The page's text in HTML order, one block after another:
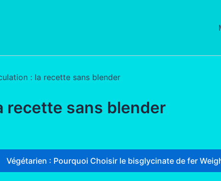
: la recette sans blender
recette sans blender
Végétarien : Pourquoi Choisir le bisglycinate de fer